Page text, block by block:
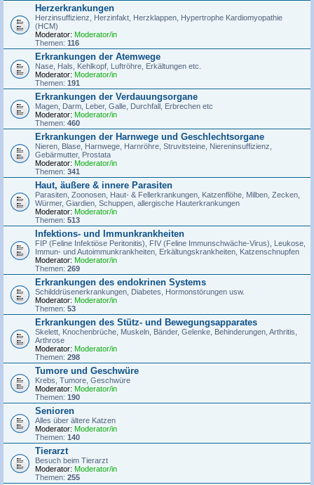
Herzerkrankungen
Herzinsuffizienz, Herzinfakt, Herzklappen, Hypertrophe Kardiomyopathie
(HCM)
Moderator: Moderator/in
Themen: 116
Erkrankungen der Atemwege
Nase, Hals, Kehlkopf, Luftröhre, Erkältungen etc.
Moderator: Moderator/in
Themen: 191
Erkrankungen der Verdauungsorgane
Magen, Darm, Leber, Galle, Durchfall, Erbrechen etc
Moderator: Moderator/in
Themen: 460
Erkrankungen der Harnwege und Geschlechtsorgane
Nieren, Blase, Harnwege, Harnröhre, Struvitsteine, Niereninsuffizienz,
Gebärmutter, Prostata
Moderator: Moderator/in
Themen: 341
Haut, äußere & innere Parasiten
Parasiten, Zoonosen, Haut- & Fellerkrankungen, Katzenflöhe, Milben, Zecken,
Würmer, Giardien, Schuppen, allergische Hauterkrankungen
Moderator: Moderator/in
Themen: 513
Infektions- und Immunkrankheiten
FIP (Feline Infektiöse Peritonitis), FIV (Feline Immunschwäche-Virus), Leukose,
Immun- und Autoimmunkrankheiten, Erkältungskrankheiten, Katzenschnupfen
Moderator: Moderator/in
Themen: 269
Erkrankungen des endokrinen Systems
Schilddrüsenerkrankungen, Diabetes, Hormonstörungen usw.
Moderator: Moderator/in
Themen: 53
Erkrankungen des Stütz- und Bewegungsapparates
Skelett, Knochenbrüche, Muskeln, Bänder, Gelenke, Behinderungen, Arthritis,
Arthrose
Moderator: Moderator/in
Themen: 298
Tumore und Geschwüre
Krebs, Tumore, Geschwüre
Moderator: Moderator/in
Themen: 190
Senioren
Alles über ältere Katzen
Moderator: Moderator/in
Themen: 140
Tierarzt
Besuch beim Tierarzt
Moderator: Moderator/in
Themen: 255